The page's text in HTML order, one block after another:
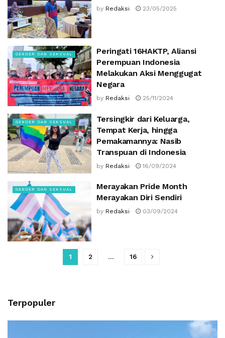
by Redaksi 23/05/2025
GENDER DAN SEKSUAL
Peringati 16HAKTP, Aliansi
Perempuan Indonesia
Melakukan Aksi Menggugat
Negara
by Redaksi 25/11/2024
GENDER DAN SEKSUAL
Tersingkir dari Keluarga,
Tempat Kerja, hingga
Pemakamannya: Nasib
Transpuan di Indonesia
by Redaksi 16/09/2024
GENDER DAN SEKSUAL
Merayakan Pride Month
Merayakan Diri Sendiri
by Redaksi 03/09/2024
1 2 … 16
Terpopuler